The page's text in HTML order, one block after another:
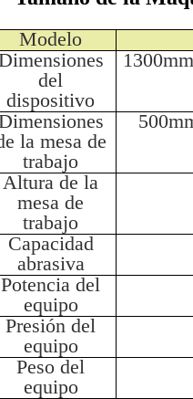
Modelo
del
dispositivo
la mesa de
trabajo
Altura de la
mesa de
trabajo
Capacidad
abrasiva
Potencia del
equipo
Presión del
equipo
Peso del
equipo